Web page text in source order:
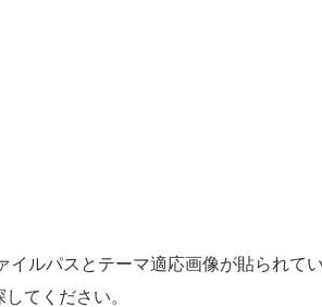
ルパスとテーマ適応画像が貼られてい
てください。